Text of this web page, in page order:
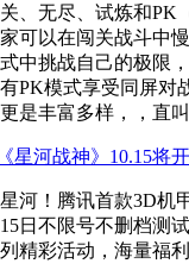
、无尽、试炼和PK
可以在闯关战斗中
中挑战自己的极限
PK模式享受同屏对
是丰富多样，，直叫
河！腾讯首款3D机
日不限号不删档测
精彩活动，海量福利